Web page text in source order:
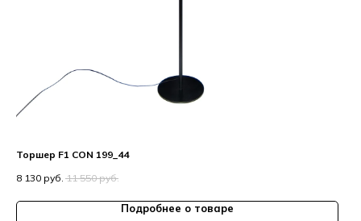
Торшер F1 CON 199_44
8 130 руб. 11 550 руб.
Подробнее о товаре